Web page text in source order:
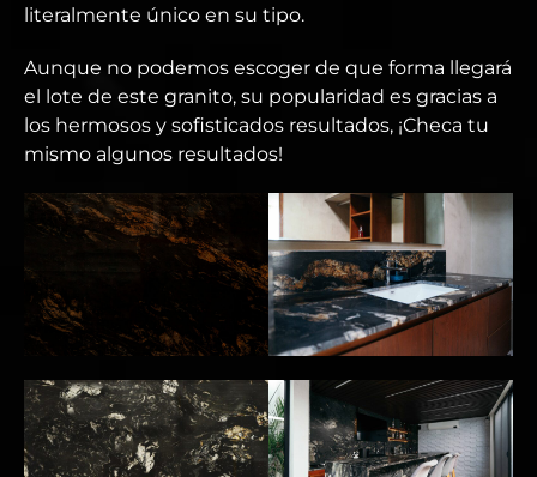
literalmente único en su tipo.
Aunque no podemos escoger de que forma llegará
el lote de este granito, su popularidad es gracias a
los hermosos y sofisticados resultados, ¡Checa tu
mismo algunos resultados!